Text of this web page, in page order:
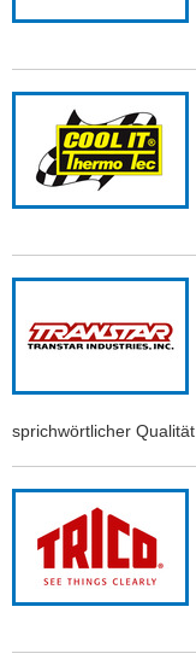
sprichwörtlicher Qualität.